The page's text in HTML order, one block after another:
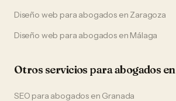
Diseño web para abogadosen Zaragoza
Diseño web para abogadosen Málaga
Otros servicios paraabogados en
SEO para abogados en Granada